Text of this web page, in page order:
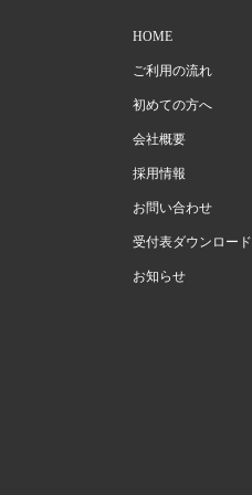
HOME
ご利用の流れ
初めての方へ
会社概要
採用情報
お問い合わせ
受付表ダウンロード
お知らせ